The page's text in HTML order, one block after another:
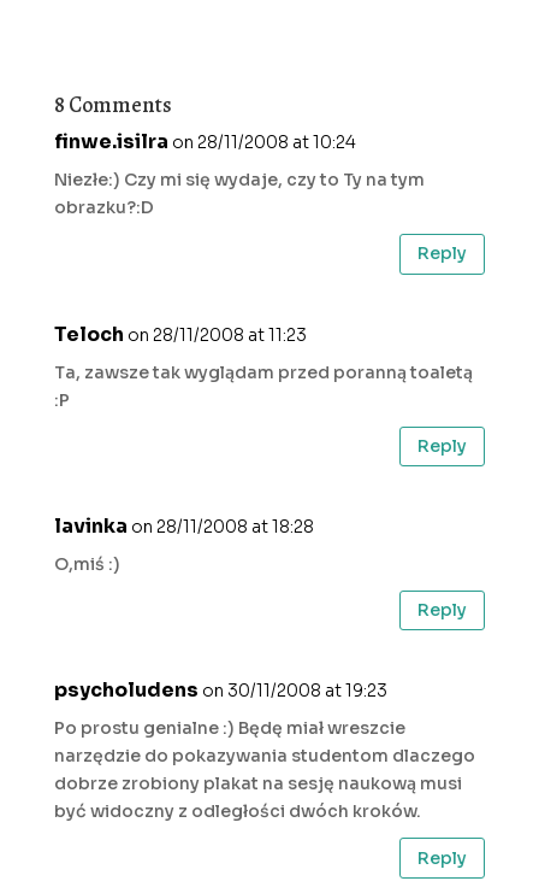
8 Comments
finwe.isilra on 28/11/2008 at 10:24
Niezłe:) Czy mi się wydaje, czy to Ty na tym
obrazku?:D
Reply
Teloch on 28/11/2008 at 11:23
Ta, zawsze tak wyglądam przed poranną toaletą
:P
Reply
lavinka on 28/11/2008 at 18:28
O,miś :)
Reply
psycholudens on 30/11/2008 at 19:23
Po prostu genialne :) Będę miał wreszcie
narzędzie do pokazywania studentom dlaczego
dobrze zrobiony plakat na sesję naukową musi
być widoczny z odległości dwóch kroków.
Reply